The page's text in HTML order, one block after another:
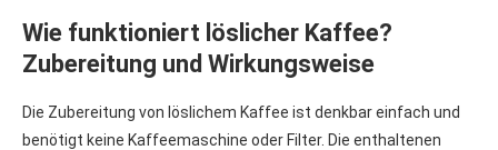
Wie funktioniert löslicher Kaffee?
Zubereitung und Wirkungsweise
Die Zubereitung von löslichem Kaffee ist denkbar einfach und
benötigt keine Kaffeemaschine oder Filter. Die enthaltenen